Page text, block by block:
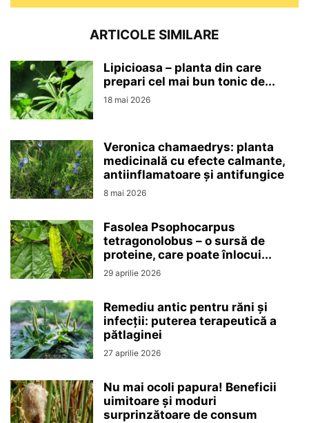
ARTICOLE SIMILARE
Lipicioasa – planta din care
prepari cel mai bun tonic de...
18 mai 2026
Veronica chamaedrys: planta
medicinală cu efecte calmante,
antiinflamatoare și antifungice
8 mai 2026
Fasolea Psophocarpus
tetragonolobus – o sursă de
proteine, care poate înlocui...
29 aprilie 2026
Remediu antic pentru răni și
infecții: puterea terapeutică a
pătlaginei
27 aprilie 2026
Nu mai ocoli papura! Beneficii
uimitoare și moduri
surprinzătoare de consum